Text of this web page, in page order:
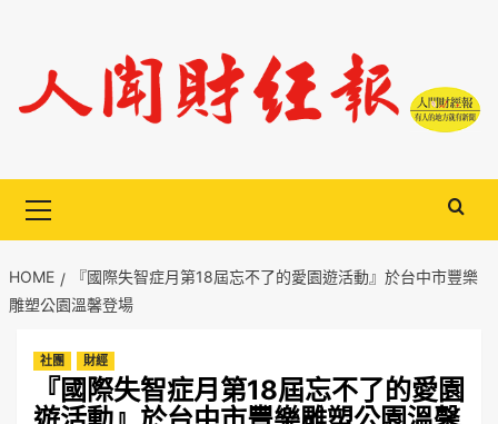
content
Menu
HOME
『國際失智症月第18屆忘不了的愛園遊活動』於台中市豐樂
雕塑公園溫馨登場
社團 財經
『國際失智症月第18屆忘不了的愛園